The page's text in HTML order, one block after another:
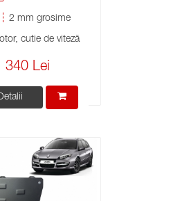
2 mm grosime
cutie de viteză
340 Lei